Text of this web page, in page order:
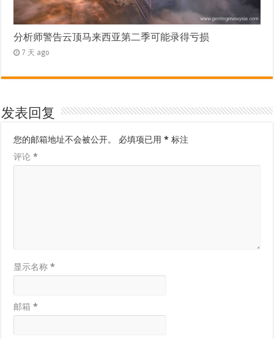
分析师警告云顶马来西亚第二季可能录得亏损
7 天 ago
发表回复
您的邮箱地址不会被公开。 必填项已用* 标注
评论*
显示名称*
邮箱*